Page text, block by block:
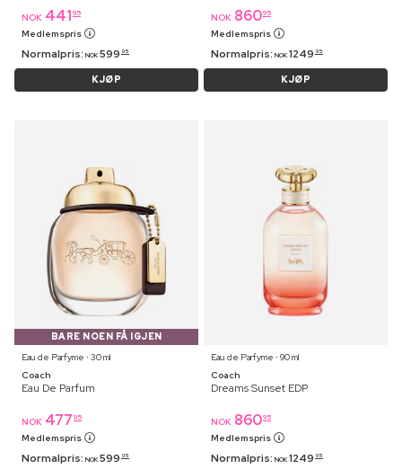
NOK 441 95
Medlemspris
Normalpris: NOK 599 95
KJØP
NOK 86095
Medlemspris
Normalpris: NOK 1249 95
KJØP
BARE NOEN FÅ IGJEN
Eau de Parfyme ⋅ 30 ml
Coach
Eau De Parfum
NOK 477 95
Medlemspris
Normalpris: NOK 599 95
Eau de Parfyme ⋅ 90 ml
Coach
Dreams Sunset EDP
NOK 86095
Medlemspris
Normalpris: NOK 1249 95